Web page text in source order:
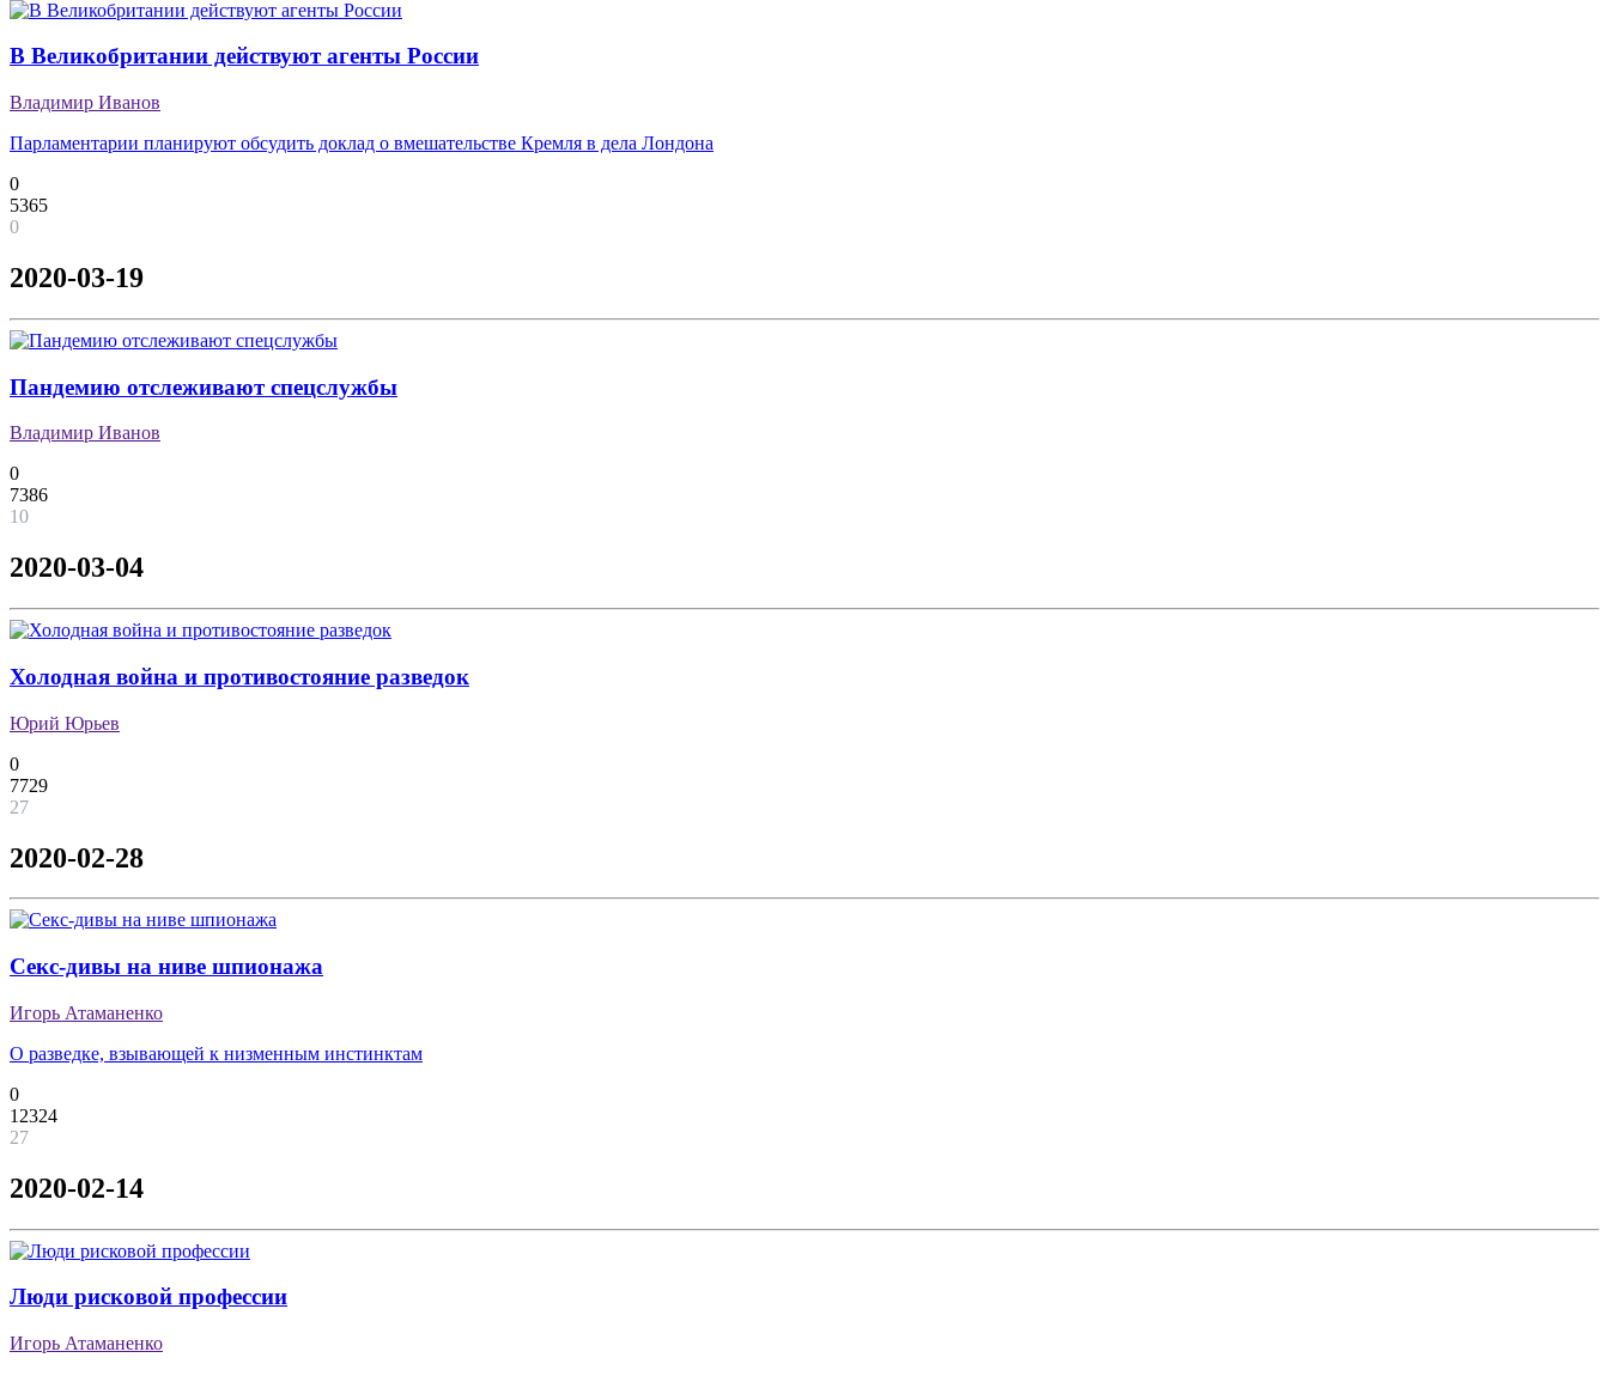
В Великобритании действуют агенты России
Владимир Иванов
Парламентарии планируют обсудить доклад о вмешательстве Кремля в дела Лондона
0
5365
0
2020-03-19
Пандемию отслеживают спецслужбы
Владимир Иванов
0
7386
10
2020-03-04
Холодная война и противостояние разведок
Юрий Юрьев
0
7729
27
2020-02-28
Секс-дивы на ниве шпионажа
Игорь Атаманенко
О разведке, взывающей к низменным инстинктам
0
12324
27
2020-02-14
Люди рисковой профессии
Игорь Атаманенко